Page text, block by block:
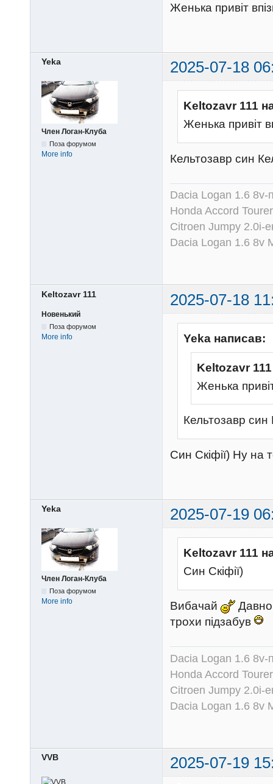
Женька привіт
Yeka 2025-07-18
Член Логан-Клуба
Поза форумом
More info
Keltozavr 111
Женька привіт
Кельтозавр син
Dacia Logan 1.6
Honda Accord
Citroen Jumpy 2.0i-
Dacia Logan 1.6 8v
Keltozavr 111 2025-07-18
Новенький
Поза форумом
More info Yeka написав:
Keltozavr
Женька
Кельтозавр
Син Скіфії) Ну на
Yeka 2025-07-19
Член Логан-Клуба
Поза форумом
More info
Keltozavr 111
Син Скіфії)
Вибачай
Давно
трохи підзабув
Dacia Logan 1.6
Honda Accord
Citroen Jumpy 2.0i-
Dacia Logan 1.6 8v
VVB 2025-07-19